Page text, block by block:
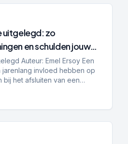
uitgelegd: zo
en schulden jouw
en financiële
Auteur: Emel Ersoy Een
jarenlang invloed hebben op
bij het afsluiten van een
huren van een woning,